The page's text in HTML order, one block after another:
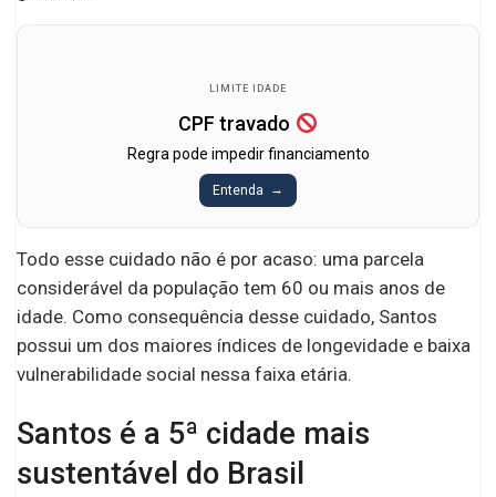
LIMITE IDADE
CPF travado
Regra pode impedir financiamento
Entenda
Todo esse cuidado não é por acaso: uma parcela
considerável da população tem 60 ou mais anos de
idade. Como consequência desse cuidado, Santos
possui um dos maiores índices de longevidade e baixa
vulnerabilidade social nessa faixa etária.
Santos é a 5ª cidade mais
sustentável do Brasil